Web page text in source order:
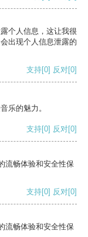
个人信息，这让我很
出现个人信息泄露的
支持[0] 反对[0]
乐的魅力。
支持[0] 反对[0]
流畅体验和安全性保
支持[0] 反对[0]
流畅体验和安全性保